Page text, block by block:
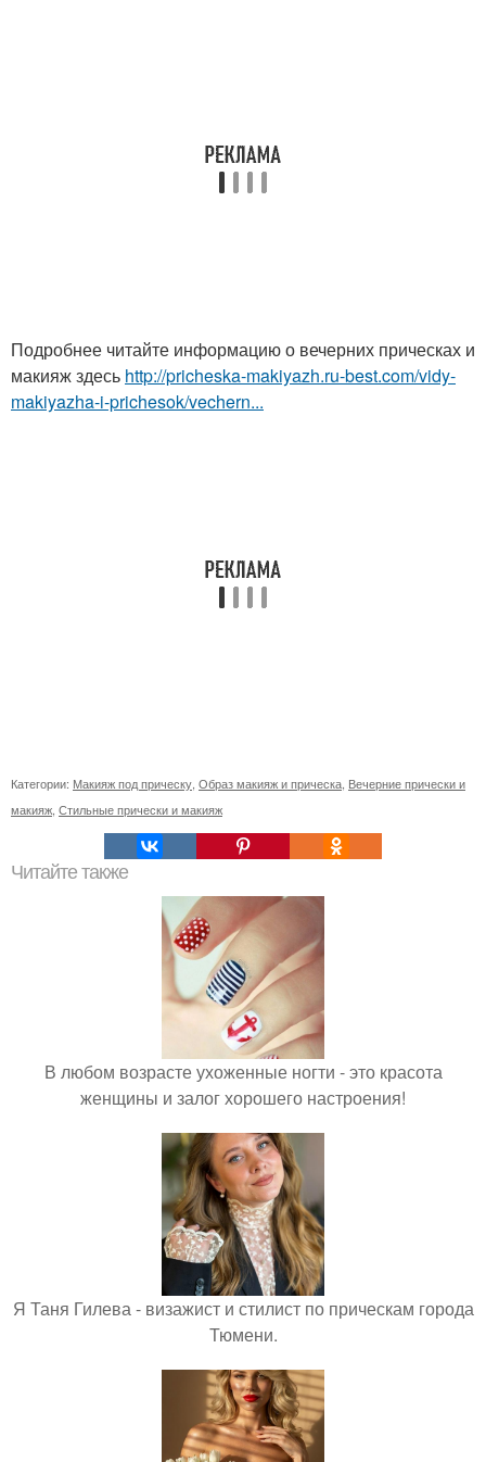
Подробнее читайте информацию о вечерних прическах и
макияж здесь http://pricheska-makiyazh.ru-best.com/vidy-
makiyazha-i-prichesok/vechern...
Категории: Макияж под прическу Образ макияж и прическа Вечерние прически и
макияж Стильные прически и макияж
Читайте также
В любом возрасте ухоженные ногти - это красота
женщины и залог хорошего настроения!
Я Таня Гилева - визажист и стилист по прическам города
Тюмени.